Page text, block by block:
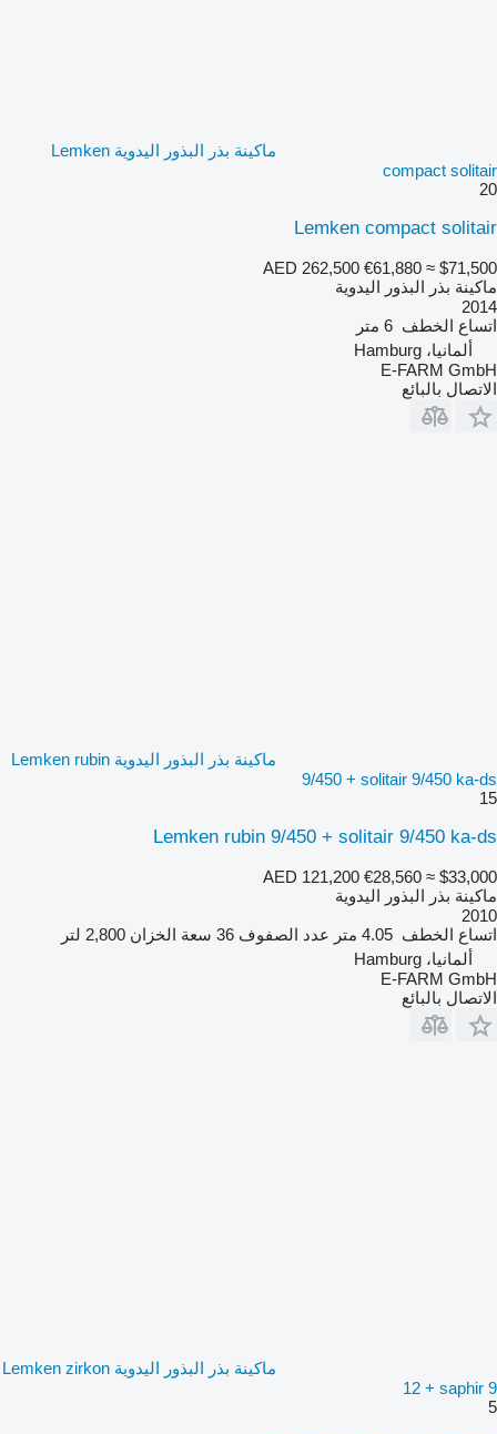
ماكينة بذر البذور اليدوية Lemken
compact solitair
20
Lemken compact solitair
AED 262,500 €61,880 ≈ $71,500
ماكينة بذر البذور اليدوية
2014
اتساع الخطف 6 متر
ألمانيا، Hamburg
E-FARM GmbH
الاتصال بالبائع
ماكينة بذر البذور اليدوية Lemken rubin
9/450 + solitair 9/450 ka-ds
15
Lemken rubin 9/450 + solitair 9/450 ka-ds
AED 121,200 €28,560 ≈ $33,000
ماكينة بذر البذور اليدوية
2010
اتساع الخطف 4.05 متر عدد الصفوف 36 سعة الخزان 2,800 لتر
ألمانيا، Hamburg
E-FARM GmbH
الاتصال بالبائع
ماكينة بذر البذور اليدوية Lemken zirkon
12 + saphir 9
5